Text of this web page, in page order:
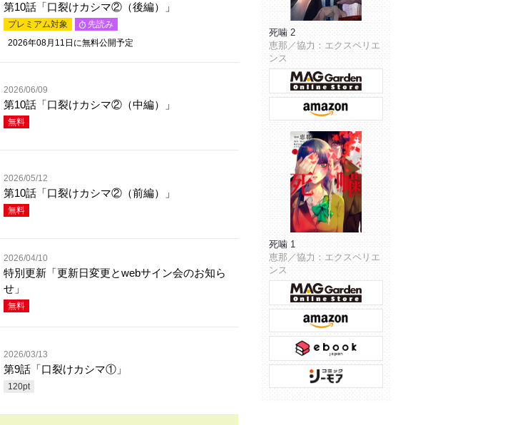
第10話「口裂けカシマ②（後編）」
プレミアム対象
先読み
2026年08月11日 に無料公開予定
2026/06/09
第10話「口裂けカシマ②（中編）」
無料
2026/05/12
第10話「口裂けカシマ②（前編）」
無料
2026/04/10
特別更新「更新日変更とwebサイン会のお知ら
せ」
無料
2026/03/13
第9話「口裂けカシマ①」
120pt
死噛 2
恵那／協力：エクスペリエ
ンス
死噛 1
恵那／協力：エクスペリエ
ンス